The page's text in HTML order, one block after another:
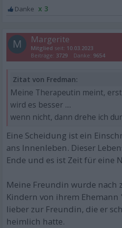
x 3
M Margerite
Mitglied seit: 10.03.2023
Beiträge: 3729 Danke: 9654
Zitat von Fredman:
Meine Therapeutin meint,
wird es besser ....
wenn nicht, dann drehe ich
Eine Scheidung ist ein
ans Innenleben. Dieser
Ende und es ist Zeit für eine
Meine Freundin wurde nach
Kindern von ihrem Ehemann
lieber zur Freundin, die er
heimlich hatte.